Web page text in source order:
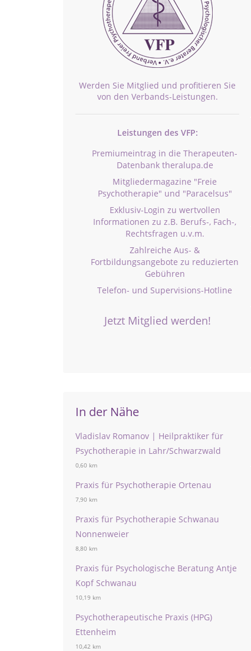
Werden Sie Mitglied und profitieren Sie
von den Verbands-Leistungen.
Leistungen des VFP:
Premiumeintrag in die Therapeuten-
Datenbank theralupa.de
Mitgliedermagazine "Freie
Psychotherapie" und "Paracelsus"
Exklusiv-Login zu wertvollen
Informationen zu z.B. Berufs-, Fach-,
Rechtsfragen u.v.m.
Zahlreiche Aus- &
Fortbildungsangebote zu reduzierten
Gebühren
Telefon- und Supervisions-Hotline
Jetzt Mitglied werden!
In der Nähe
Vladislav Romanov | Heilpraktiker für
Psychotherapie in Lahr/Schwarzwald
0,60 km
Praxis für Psychotherapie Ortenau
7,90 km
Praxis für Psychotherapie Schwanau
Nonnenweier
8,80 km
Praxis für Psychologische Beratung Antje
Kopf Schwanau
10,19 km
Psychotherapeutische Praxis (HPG)
Ettenheim
10,42 km